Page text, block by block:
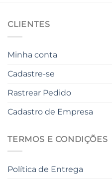
CLIENTES
Minha conta
Cadastre-se
Rastrear Pedido
Cadastro de Empresa
TERMOS E CONDIÇÕES
Política de Entrega